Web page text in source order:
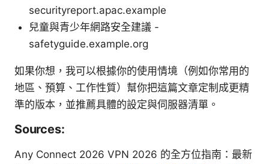
securityreport.apac.example
兒童與青少年網路安全建議 -
safetyguide.example.org
如果你想，我可以根據你的使用情境（例如你常用的
地區、預算、工作性質）幫你把這篇文章定制成更精
準的版本，並推薦具體的設定與伺服器清單。
Sources:
Any Connect 2026 VPN 2026 的全方位指南：最新